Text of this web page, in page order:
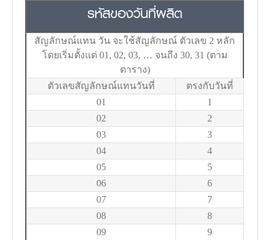
รหัสของวันที่ผลิต
สัญลักษณ์แทน วัน จะใช้สัญลักษณ์ ตัวเลข 2 หลัก
โดยเริ่มตั้งแต่ 01, 02, 03, … จนถึง 30, 31 (ตาม
ตาราง)
ตัวเลขสัญลักษณ์แทนวันที่
ตรงกับวันที่
01
1
02
2
03
3
04
4
05
5
06
6
07
7
08
8
09
9